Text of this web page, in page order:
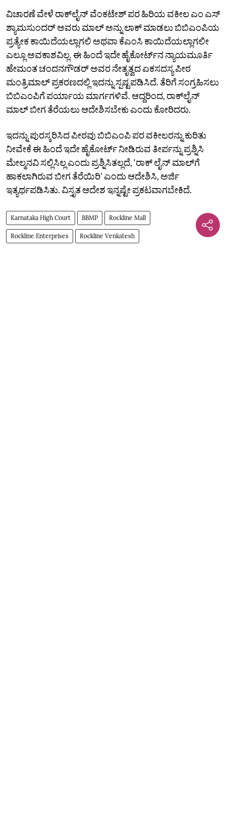
ವಿಚಾರಣೆ ವೇಳೆ ರಾಕ್‌ಲೈನ್‌ ವೆಂಕಟೇಶ್‌ ಪರ ಹಿರಿಯ ವಕೀಲ ಎಂ ಎಸ್‌
ಶ್ಯಾಮಸುಂದರ್‌ ಅವರು ಮಾಲ್‌ ಅನ್ನು ಲಾಕ್‌ ಮಾಡಲು ಬಿಬಿಎಂಪಿಯ
ಪ್ರತ್ಯೇಕ ಕಾಯಿದೆಯಲ್ಲಾಗಲಿ ಅಥವಾ ಕೆಎಂಸಿ ಕಾಯಿದೆಯಲ್ಲಾಗಲೀ
ಎಲ್ಲೂ ಅವಕಾಶವಿಲ್ಲ. ಈ ಹಿಂದೆ ಇದೇ ಹೈಕೋರ್ಟ್‌ನ ನ್ಯಾಯಮೂರ್ತಿ
ಹೇಮಂತ ಚಂದನಗೌಡರ್ ಅವರ ನೇತೃತ್ವದ ಏಕಸದಸ್ಯ ಪೀಠ
ಮಂತ್ರಿಮಾಲ್‌ ಪ್ರಕರಣದಲ್ಲಿ ಇದನ್ನು ಸ್ಪಷ್ಟಪಡಿಸಿದೆ. ತೆರಿಗೆ ಸಂಗ್ರಹಿಸಲು
ಬಿಬಿಎಂಪಿಗೆ ಪರ್ಯಾಯ ಮಾರ್ಗಗಳಿವೆ. ಆದ್ದರಿಂದ, ರಾಕ್‌ಲೈನ್‌
ಮಾಲ್‌ ಬೀಗ ತೆರೆಯಲು ಆದೇಶಿಸಬೇಕು ಎಂದು ಕೋರಿದರು.
ಇದನ್ನು ಪುರಸ್ಕರಿಸಿದ ಪೀಠವು ಬಿಬಿಎಂಪಿ ಪರ ವಕೀಲರನ್ನು ಕುರಿತು
ನೀವೇಕೆ ಈ ಹಿಂದೆ ಇದೇ ಹೈಕೋರ್ಟ್‌ ನೀಡಿರುವ ತೀರ್ಪನ್ನು ಪ್ರಶ್ನಿಸಿ
ಮೇಲ್ಮನವಿ ಸಲ್ಲಿಸಿಲ್ಲ ಎಂದು ಪ್ರಶ್ನಿಸಿತಲ್ಲದೆ, ‘ರಾಕ್‌ ಲೈನ್‌ ಮಾಲ್‌ಗೆ
ಹಾಕಲಾಗಿರುವ ಬೀಗ ತೆರೆಯಿರಿ’ ಎಂದು ಆದೇಶಿಸಿ, ಅರ್ಜಿ
ಇತ್ಯರ್ಥಪಡಿಸಿತು. ವಿಸ್ತೃತ ಆದೇಶ ಇನ್ನಷ್ಟೇ ಪ್ರಕಟವಾಗಬೇಕಿದೆ.
Karnataka High Court BBMP Rockline Mall
Rockline Enterprises Rockline Venkatesh